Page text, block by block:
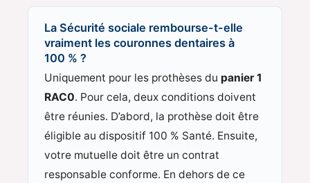
La Sécurité sociale rembourse-t-elle
vraiment les couronnes dentaires à
100 % ?
Uniquement pour les prothèses du panier 1
RAC0. Pour cela, deux conditions doivent
être réunies. D’abord, la prothèse doit être
éligible au dispositif 100 % Santé. Ensuite,
votre mutuelle doit être un contrat
responsable conforme. En dehors de ce